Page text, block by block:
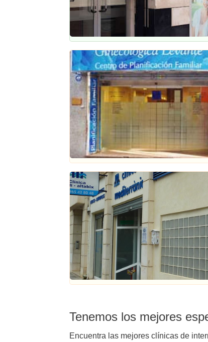
Tenemos los mejores
Encuentra las mejores clínicas de